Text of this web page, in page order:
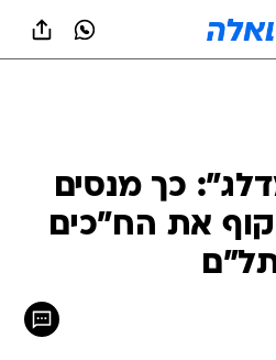
כך מנסים
את הח"כים
את האפשרות לחוקק
להתפטר מהכנסת